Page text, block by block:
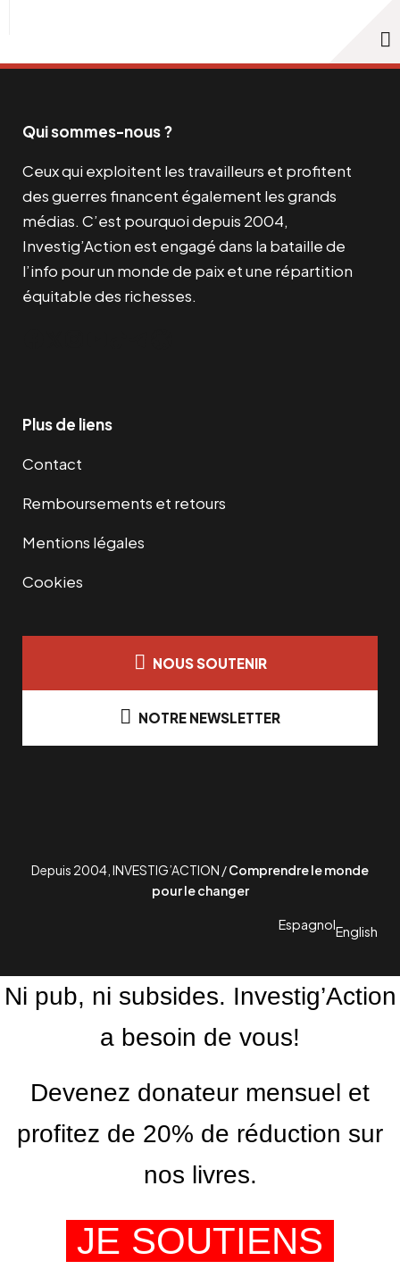
Qui sommes-nous ?
Ceux qui exploitent les travailleurs et profitent
des guerres financent également les grands
médias. C’est pourquoi depuis 2004,
Investig’Action est engagé dans la bataille de
l’info pour un monde de paix et une répartition
équitable des richesses.
Plus de liens
Contact
Remboursements et retours
Mentions légales
Cookies
NOUS SOUTENIR
NOTRE NEWSLETTER
Depuis 2004, INVESTIG’ACTION /Comprendre le monde
pour le changer
EspagnolEnglish
Ni pub, ni subsides. Investig’Action
a besoin de vous!
Devenez donateur mensuel et
profitez de 20% de réduction sur
nos livres.
JE SOUTIENS